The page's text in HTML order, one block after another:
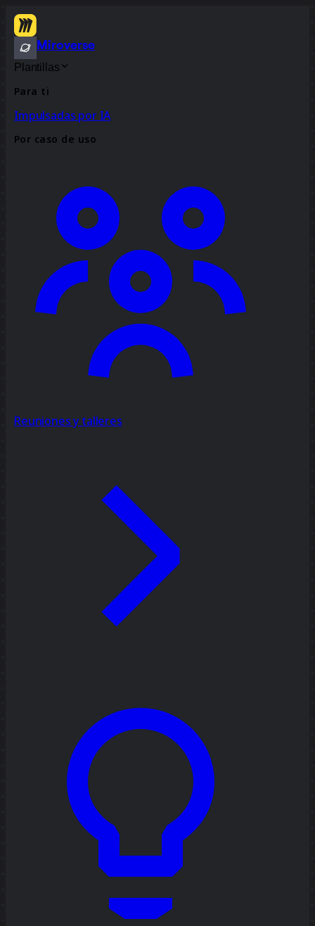
Miroverse
Plantillas
Para ti
Impulsadas por IA
Por caso de uso
Reuniones y talleres